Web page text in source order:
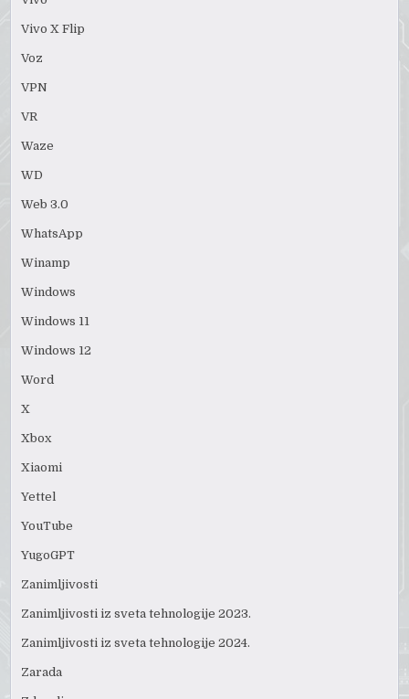
Vivo X Flip
Voz
VPN
VR
Waze
WD
Web 3.0
WhatsApp
Winamp
Windows
Windows 11
Windows 12
Word
X
Xbox
Xiaomi
Yettel
YouTube
YugoGPT
Zanimljivosti
Zanimljivosti iz sveta tehnologije 2023.
Zanimljivosti iz sveta tehnologije 2024.
Zarada